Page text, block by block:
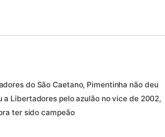
do São Caetano, Pimentinha não deu
a Libertadores pelo azulão no vice de 2002,
ter sido campeão